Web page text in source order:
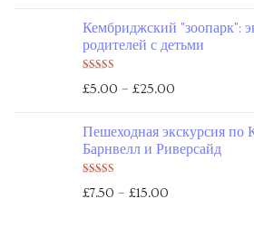
Кембриджский "зоопарк":
родителей с детьми
Оценка
5.00из 5
£5.00 – £25.00
Пешеходная экскурсия по
Барнвелл и Риверсайд
Оценка
5.00из 5
£7.50 – £15.00